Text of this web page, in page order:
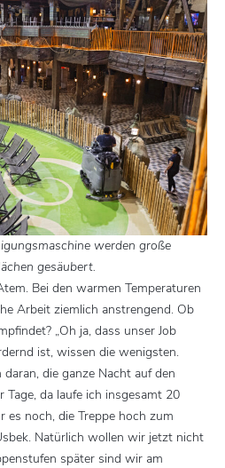
werden große
gesäubert.
Bei den warmen Temperaturen
Arbeit ziemlich anstrengend. Ob
„Oh ja, dass unser Job
ist, wissen die wenigsten.
die ganze Nacht auf den
Tage, da laufe ich insgesamt 20
es noch, die Treppe hoch zum
Natürlich wollen wir jetzt nicht
später sind wir am